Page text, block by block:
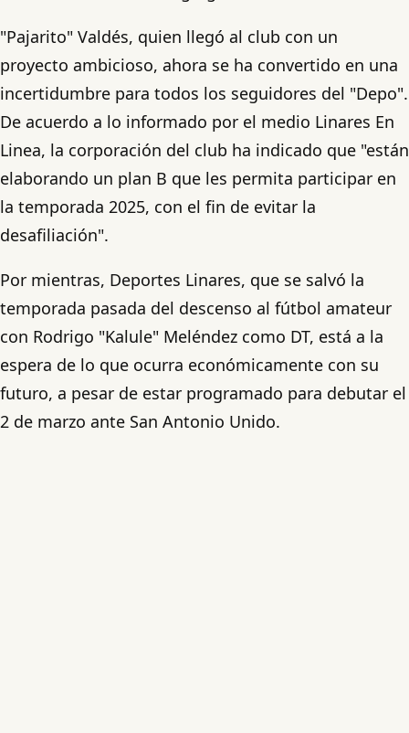
"Pajarito" Valdés, quien llegó al club con un
proyecto ambicioso, ahora se ha convertido en una
incertidumbre para todos los seguidores del "Depo".
De acuerdo a lo informado por el medio Linares En
Linea, la corporación del club ha indicado que "están
elaborando un plan B que les permita participar en
la temporada 2025, con el fin de evitar la
desafiliación".
Por mientras, Deportes Linares, que se salvó la
temporada pasada del descenso al fútbol amateur
con Rodrigo "Kalule" Meléndez como DT, está a la
espera de lo que ocurra económicamente con su
futuro, a pesar de estar programado para debutar el
2 de marzo ante San Antonio Unido.